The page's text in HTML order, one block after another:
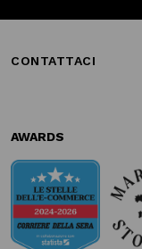
CONTATTACI
AWARDS